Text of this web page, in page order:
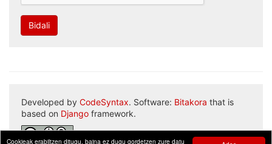
Cookieak erabiltzen ditugu, baina ez dugu gordetzen zure datu
Bidali
Developed by CodeSyntax. Software: Bitakora that is
based on Django framework.